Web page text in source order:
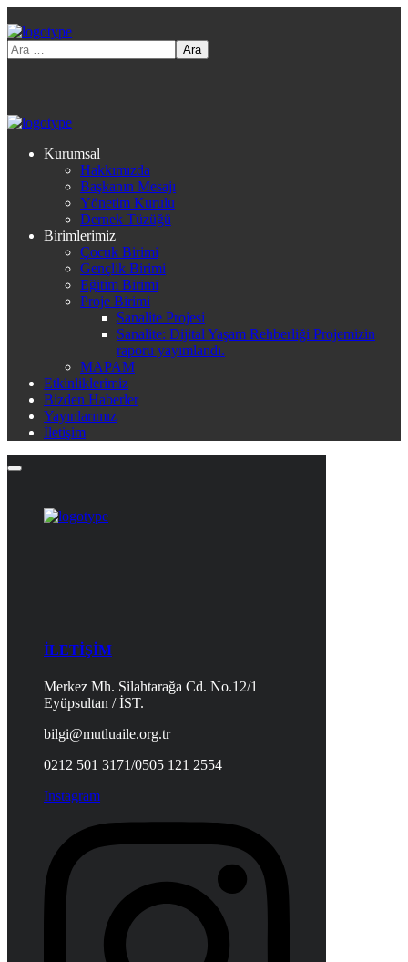
Kurumsal
Hakkımızda
Başkanın Mesajı
Yönetim Kurulu
Dernek Tüzüğü
Birimlerimiz
Çocuk Birimi
Gençlik Birimi
Eğitim Birimi
Proje Birimi
Sanalite Projesi
Sanalite: Dijital Yaşam Rehberliği Projemizin
raporu yayımlandı.
MAPAM
Etkinliklerimiz
Bizden Haberler
Yayınlarımız
İletişim
İLETİŞİM
Merkez Mh. Silahtarağa Cd. No.12/1
Eyüpsultan / İST.
bilgi@mutluaile.org.tr
0212 501 3171/0505 121 2554
Instagram